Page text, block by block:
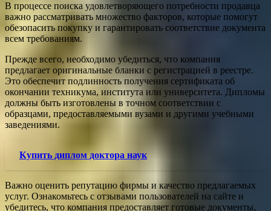
В процессе поиска удовлетворяющего потребности продавца
важно рассматривать множество факторов, которые помогут
обезопасить покупку и гарантировать соответствие документа
всем требованиям.
Прежде всего, необходимо убедиться, что компания
предлагает оригинальные бланки с регистрацией в реестре.
Это обеспечит подлинность получения сертификата об
окончании техникума, института или университета. Дипломы
должны быть изготовлены в точном соответствии с
образцами, предоставляемыми вузами и другими учебными
заведениями.
Купить диплом доктора наук
Важно оценить репутацию фирмы и качество предлагаемых
услуг. Ознакомьтесь с отзывами пользователей на сайте и
убедитесь, что компания предоставляет готовые документы,